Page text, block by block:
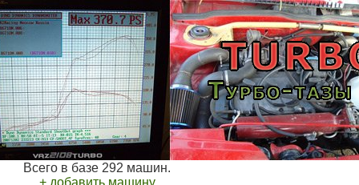
Всего в базе 292 машин.
+ добавить машину